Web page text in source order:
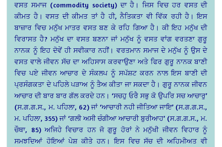
ਵਸਤ ਸਮਾਜ (commodity society) ਦਾ ਹੈ। ਜਿਸ ਵਿਚ ਹਰ ਵਸਤ ਦੀ
ਕੀਮਤ ਹੈ। ਵਸਤ ਦੀ ਕੀਮਤ ਤਾਂ ਹੈ ਹੀ, ਨੈਤਿਕਤਾ ਵੀ ਵਿੱਕ ਰਹੀ ਹੈ। ਇਸ
ਬਾਜ਼ਾਰ ਵਿਚ ਮਨੁੱਖ ਮਾਤਰ ਵਸਤ ਬਣ ਕੇ ਰਹਿ ਗਿਆ ਹੈ। ਕੀ ਇਹ ਮਨੁੱਖ ਦੀ
ਵਿਰਾਸਤ ਹੈ? ਮਨੁੱਖ ਦਾ ਵਸਤ ਬਣਨਾ ਜਾਂ ਮਨੁੱਖ ਨੂੰ ਵਸਤ ਵਾਂਗ ਵਰਤਣਾ ਗੁਰੂ
ਨਾਨਕ ਨੂੰ ਇਹ ਦੋਵੇਂ ਹੀ ਸਵੀਕਾਰ ਨਹੀਂ। ਵਰਤਮਾਨ ਸਮਾਜ ਦੇ ਮਨੁੱਖ ਨੂੰ ਉਸ ਦੇ
ਵਸਤ ਵਾਲੇ ਜੀਵਨ ਸੱਚ ਦਾ ਅਹਿਸਾਸ ਕਰਵਾਉਣਾ ਅਤੇ ਫਿਰ ਗੁਰੂ ਨਾਨਕ ਬਾਣੀ
ਵਿਚ ਪਏ ਜੀਵਨ ਆਚਾਰ ਦੇ ਸੰਕਲਪ ਨੂੰ ਸਪੱਸ਼ਟ ਕਰਨ ਨਾਲ ਇਸ ਬਾਣੀ ਦੀ
ਪ੍ਰਸੰਗਕਤਾ ਦੇ ਪਹਿਲੇ ਪੜਾਅ ਨੂੰ ਤੈਅ ਕੀਤਾ ਜਾ ਸਕਦਾ ਹੈ। ਗੁਰੂ ਨਾਨਕ ਜੀਵਨ
ਆਚਾਰ ਦੀ ਬਾਰ ਬਾਰ ਗੱਲ ਕਰਦੇ ਹਨ। ‘ਸਚਹੁ ਓਰੈ ਸਭੁ ਕੋ ਉਪਰਿ ਸਚ ਆਚਾਰੁ’
(ਸ.ਗ.ਗ.ਸ., ਮ. ਪਹਿਲਾ, 62) ਜਾਂ ‘ਆਚਾਰੀ ਨਹੀ ਜੀਤਿਆ ਜਾਇ’ (ਸ.ਗ.ਗ.ਸ.,
ਮ. ਪਹਿਲਾ, 355) ਜਾਂ ‘ਗਲੀ ਅਸੀ ਚੰਗੀਆ ਆਚਾਰੀ ਬੁਰੀਆਹ’ (ਸ.ਗ.ਗ.ਸ., ਮ.
ਚੌਥਾ, 85) ਅਜਿਹੇ ਵਿਚਾਰ ਹਨ ਜੋ ਗੁਰੂ ਹੋਰਾਂ ਨੇ ਮਨੁੱਖੀ ਜੀਵਨ ਵਿਹਾਰ ਨੂੰ
ਸਮਝਦਿਆਂ ਹੋਇਆਂ ਪੇਸ਼ ਕੀਤੇ ਹਨ। ਇਸ ਵਿਚ ਸੱਚ ਦੀ ਅਹਿਮੀਅਤ ਵੀ